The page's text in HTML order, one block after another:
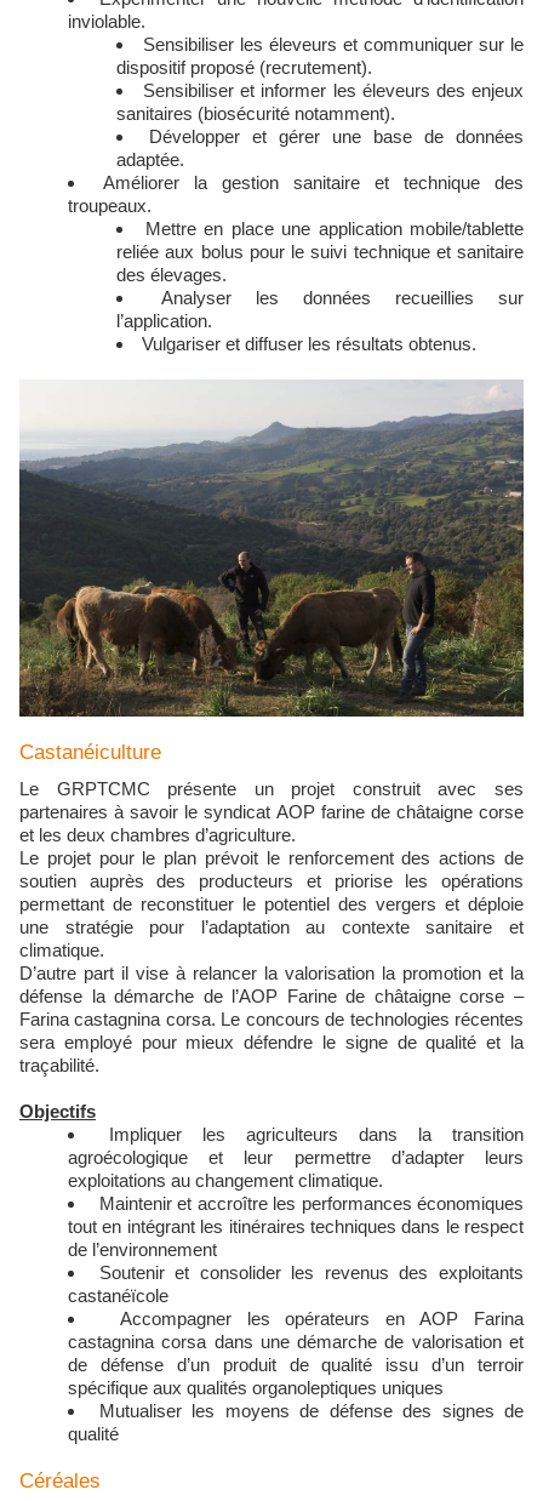
inviolable.
Sensibiliser les éleveurs et communiquer sur le
dispositif proposé (recrutement).
Sensibiliser et informer les éleveurs des enjeux
sanitaires (biosécurité notamment).
Développer et gérer une base de données
adaptée.
Améliorer la gestion sanitaire et technique des
troupeaux.
Mettre en place une application mobile/tablette
reliée aux bolus pour le suivi technique et sanitaire
des élevages.
Analyser les données recueillies sur
l’application.
Vulgariser et diffuser les résultats obtenus.
Castanéiculture
Le GRPTCMC présente un projet construit avec ses
partenaires à savoir le syndicat AOP farine de châtaigne corse
et les deux chambres d’agriculture.
Le projet pour le plan prévoit le renforcement des actions de
soutien auprès des producteurs et priorise les opérations
permettant de reconstituer le potentiel des vergers et déploie
une stratégie pour l’adaptation au contexte sanitaire et
climatique.
D’autre part il vise à relancer la valorisation la promotion et la
défense la démarche de l’AOP Farine de châtaigne corse –
Farina castagnina corsa. Le concours de technologies récentes
sera employé pour mieux défendre le signe de qualité et la
traçabilité.
Objectifs
Impliquer les agriculteurs dans la transition
agroécologique et leur permettre d’adapter leurs
exploitations au changement climatique.
Maintenir et accroître les performances économiques
tout en intégrant les itinéraires techniques dans le respect
de l’environnement
Soutenir et consolider les revenus des exploitants
castanéïcole
Accompagner les opérateurs en AOP Farina
castagnina corsa dans une démarche de valorisation et
de défense d’un produit de qualité issu d’un terroir
spécifique aux qualités organoleptiques uniques
Mutualiser les moyens de défense des signes de
qualité
Céréales